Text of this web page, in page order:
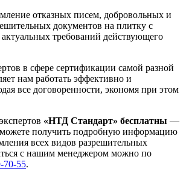
отказных писем, добровольных и
документов на плитку с
требований действующего
в сфере сертификации самой разной
нам работать эффективно и
все договоренности, экономя при этом
«НТД Стандарт» бесплатны —
получить подробную информацию
всех видов разрешительных
с нашим менеджером можно по
70-55.